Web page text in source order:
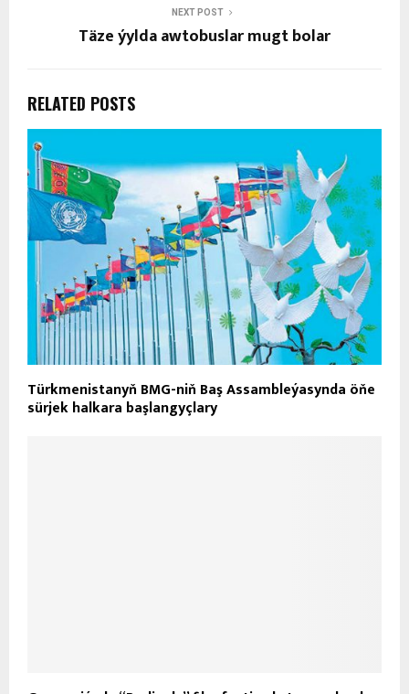
NEXT POST
Täze ýylda awtobuslar mugt bolar
RELATED POSTS
Türkmenistanyň BMG-niň Baş Assambleýasynda öňe
sürjek halkara başlangyçlary